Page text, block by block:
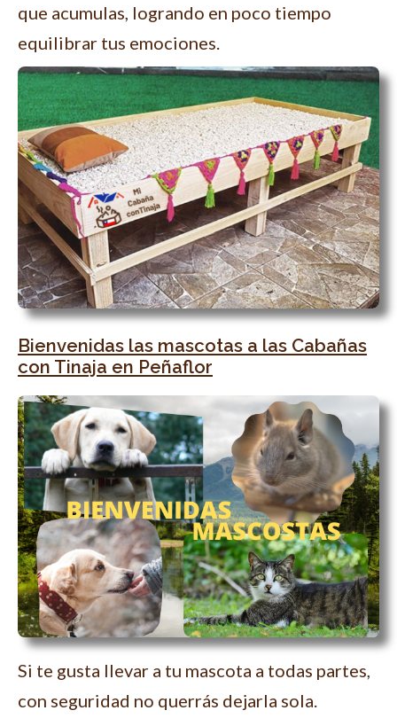
que acumulas, logrando en poco tiempo
equilibrar tus emociones.
Bienvenidas las mascotas a las Cabañas
con Tinaja en Peñaflor
Si te gusta llevar a tu mascota a todas partes,
con seguridad no querrás dejarla sola.